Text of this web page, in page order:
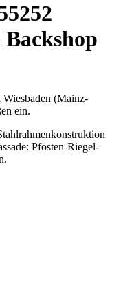
(Mainz-
ein.
Pfosten-Riegel-